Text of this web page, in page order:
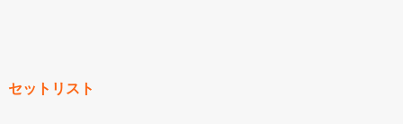
セットリスト